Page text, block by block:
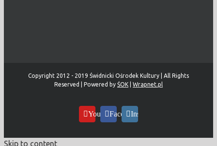
Copyright 2012 - 2019 Świdnicki Ośrodek Kultury | All Rights
Reserved | Powered by ŚOK Wrapnet.pl
YouTubeFacebookInstagram
Skip to content